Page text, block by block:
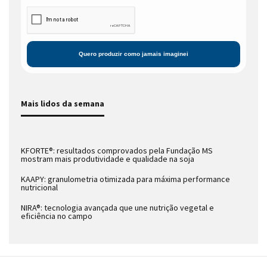
Mais lidos da semana
KFORTE®: resultados comprovados pela Fundação MS
mostram mais produtividade e qualidade na soja
KAAPY: granulometria otimizada para máxima performance
nutricional
NIRA®: tecnologia avançada que une nutrição vegetal e
eficiência no campo